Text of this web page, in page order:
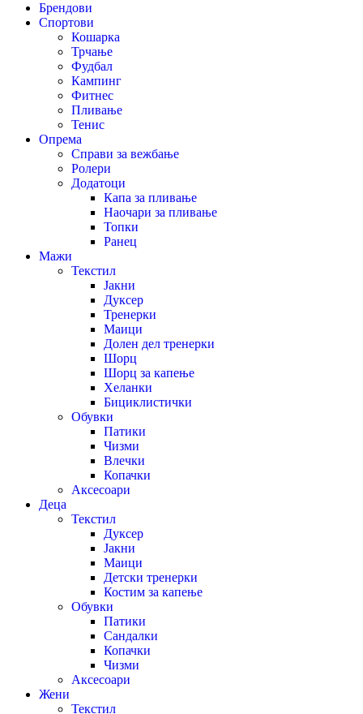
Брендови
Спортови
Кошарка
Трчање
Фудбал
Кампинг
Фитнес
Пливање
Тенис
Опрема
Справи за вежбање
Ролери
Додатоци
Капа за пливање
Наочари за пливање
Топки
Ранец
Мажи
Текстил
Јакни
Дуксер
Тренерки
Маици
Долен дел тренерки
Шорц
Шорц за капење
Хеланки
Бициклистички
Обувки
Патики
Чизми
Влечки
Копачки
Аксесоари
Деца
Текстил
Дуксер
Јакни
Маици
Детски тренерки
Костим за капење
Обувки
Патики
Сандалки
Копачки
Чизми
Аксесоари
Жени
Текстил